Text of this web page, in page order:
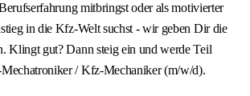
mitbringst oder als motivierter
in die Kfz-Welt suchst - wir geben Dir die
Klingt gut? Dann steig ein und werde Teil
Mechatroniker / Kfz-Mechaniker (m/w/d).